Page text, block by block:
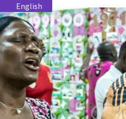
English